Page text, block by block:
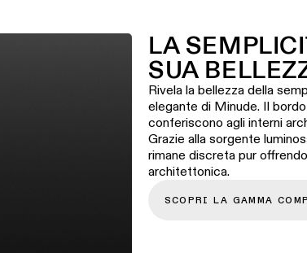
LA
SUA
Rivela la bellezza della
elegante di Minude. Il
conferiscono agli interni
Grazie alla sorgente
rimane discreta pur
architettonica.
SCOPRI LA GAMMA